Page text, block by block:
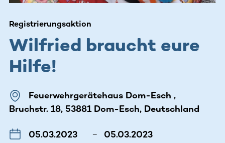
Registrierungsaktion
Wilfried braucht eure
Hilfe!
Feuerwehrgerätehaus Dom-Esch ,
Bruchstr. 18, 53881 Dom-Esch, Deutschland
05.03.2023 – 05.03.2023